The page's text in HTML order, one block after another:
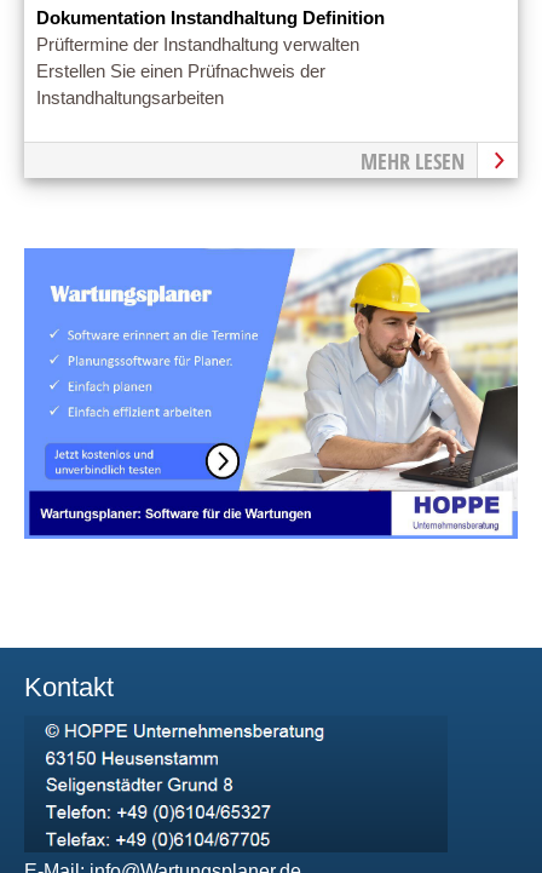
Dokumentation Instandhaltung Definition
Prüftermine der Instandhaltung verwalten
Erstellen Sie einen Prüfnachweis der
Instandhaltungsarbeiten
MEHR LESEN
Kontakt